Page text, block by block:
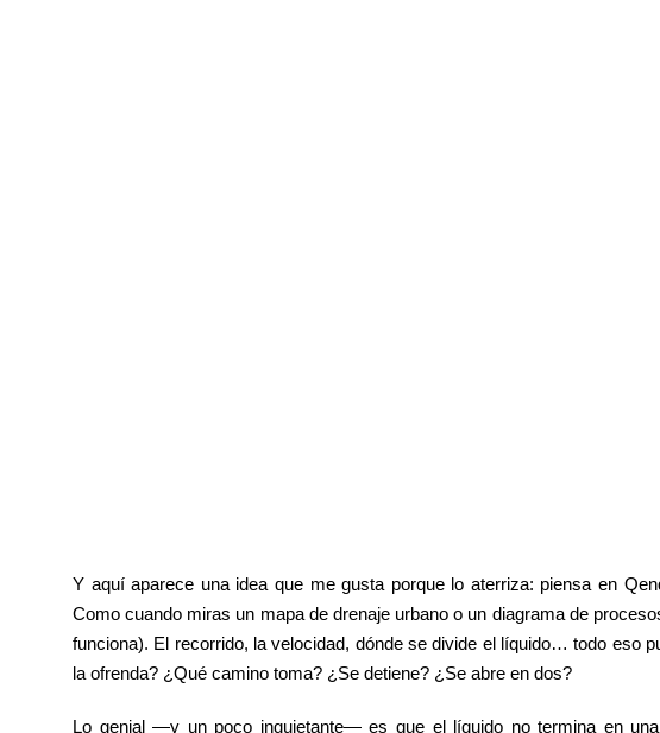
Y aquí aparece una idea que me gusta porque lo aterriza: piensa en
Como cuando miras un mapa de drenaje urbano o un diagrama de
funciona). El recorrido, la velocidad, dónde se divide el líquido… todo eso
la ofrenda? ¿Qué camino toma? ¿Se detiene? ¿Se abre en dos?
Lo genial —y un poco inquietante— es que el líquido no termina en